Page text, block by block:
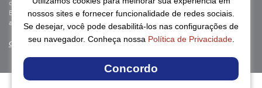
cultural, assistencial e beneficente, certificada como Entidade
Beneficente de Assistência Social (CEBAS), nas áreas de educação e
assistência social.
Continue lendo
nossos sites e fornecer funcionalidade de redes sociais.
Se desejar, você pode desabilitá-los nas configurações de
seu navegador. Conheça nossa Política de Privacidade.
Concordo